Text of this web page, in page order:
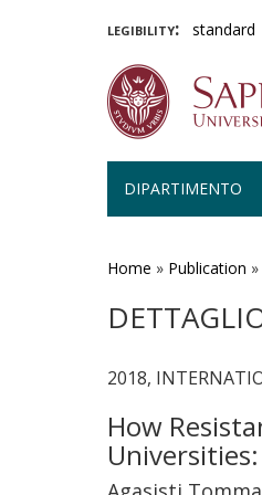
legibility: standard
DIPARTIMENTO
Home » Publication »
2018,
How